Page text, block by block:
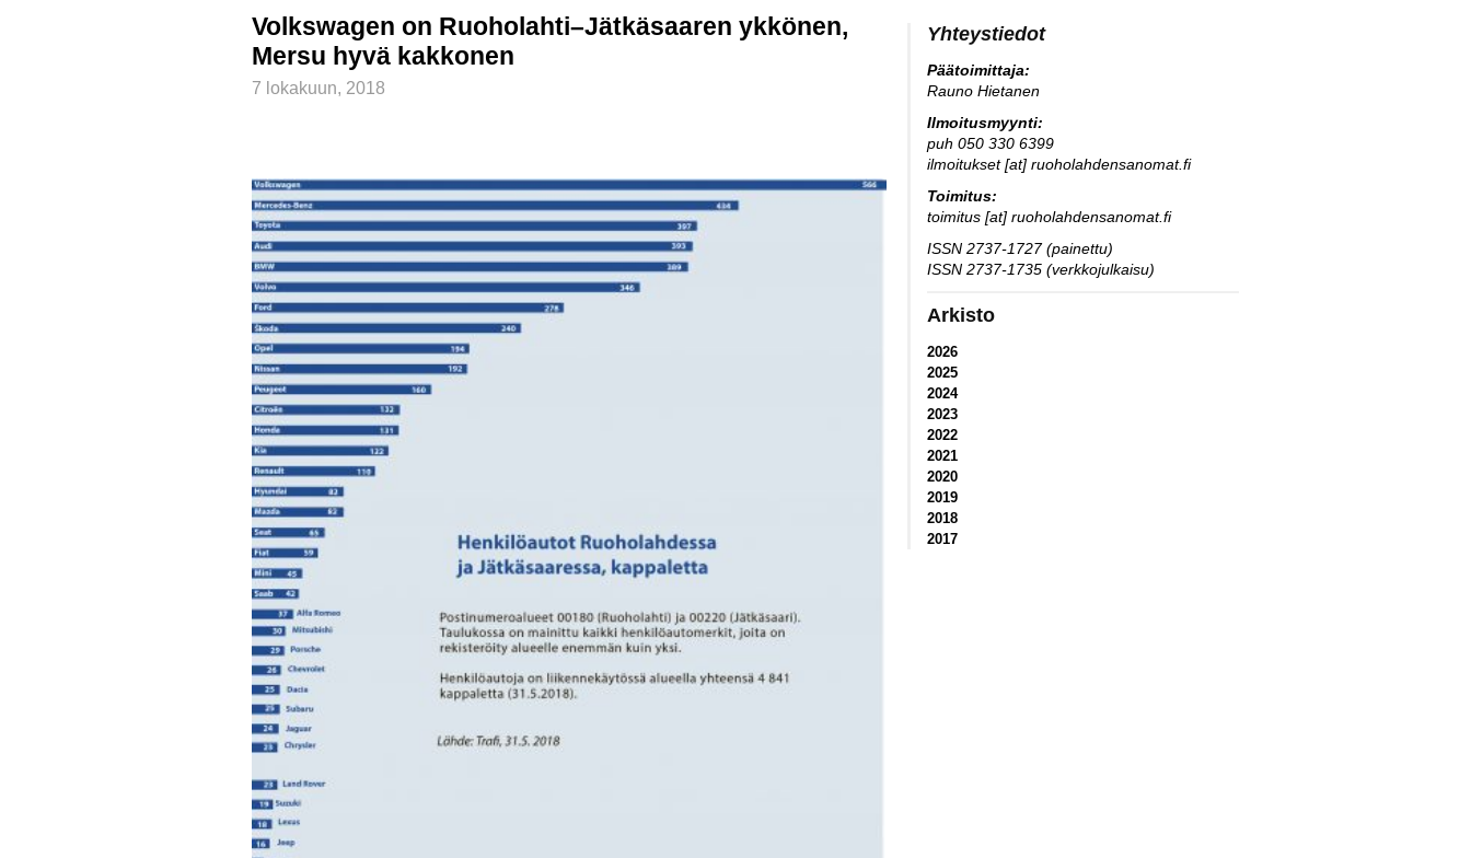
Volkswagen on Ruoholahti–Jätkäsaaren ykkönen,
Mersu hyvä kakkonen
7 lokakuun, 2018
Yhteystiedot
Päätoimittaja:
Rauno Hietanen
Ilmoitusmyynti:
puh 050 330 6399
ilmoitukset [at] ruoholahdensanomat.fi
Toimitus:
toimitus [at] ruoholahdensanomat.fi
ISSN 2737-1727 (painettu)
ISSN 2737-1735 (verkkojulkaisu)
Arkisto
2026
2025
2024
2023
2022
2021
2020
2019
2018
2017